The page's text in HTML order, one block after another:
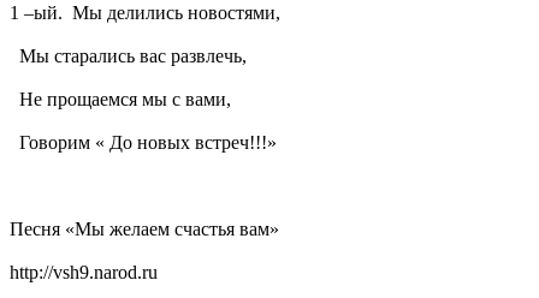
1 –ый. Мы делились новостями,
Мы старались вас развлечь,
Не прощаемся мы с вами,
Говорим « До новых встреч!!!»
Песня «Мы желаем счастья вам»
http://vsh9.narod.ru